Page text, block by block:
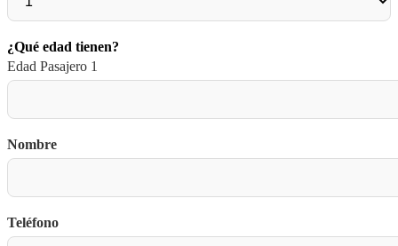
¿Qué edad tienen?
Edad Pasajero 1
Nombre
Teléfono